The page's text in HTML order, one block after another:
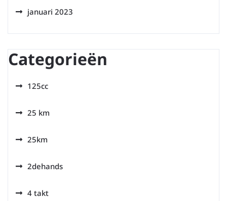
januari 2023
Categorieën
125cc
25 km
25km
2dehands
4 takt